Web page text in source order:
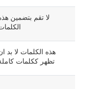
لا تقم بتضمين
هذه الكلمات لا بد
تظهر ككلمات